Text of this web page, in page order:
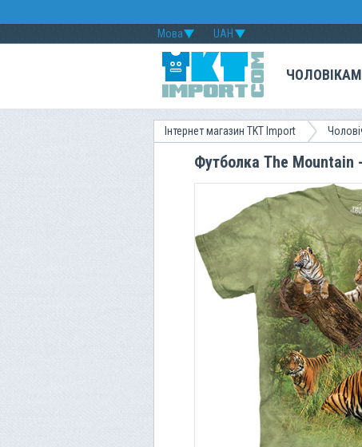
UAH
Мова
ЧОЛОВІКАМ
Інтернет магазин TKT Import
Футболка The Mountain